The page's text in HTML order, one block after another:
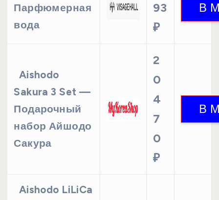
Парфюмерная
вода
93
₽
Aishodo
Sakura 3 Set —
Подарочный
набор Айшодо
Сакура
2
0
4
7
0
₽
Aishodo LiLiCa